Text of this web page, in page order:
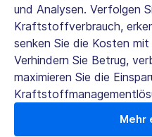
und Analysen. Verfolgen
Kraftstoffverbrauch,
senken Sie die Kosten
Verhindern Sie Betrug,
maximieren Sie die
Mehr